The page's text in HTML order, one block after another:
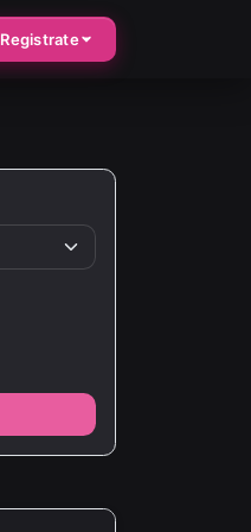
Registrate